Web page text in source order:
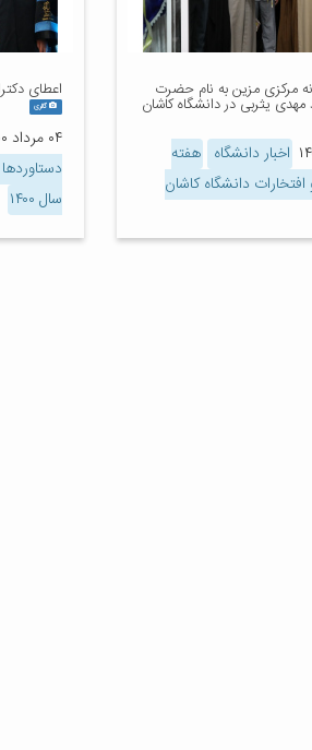
مرکزی مزین به نام حضرت
مهدی یثربی در دانشگاه کاشان
اخبار دانشگاه هفته
دانشگاه کاشان
اعطای
گالری
۰۴ مرداد ۱۴۰۰
سال ۱۴۰۰